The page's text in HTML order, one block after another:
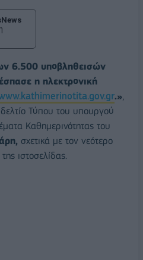
6.500 υποβληθεισών
η ηλεκτρονική
.»
Τύπου του υπουργού
Καθημερινότητας του
σχετικά με τον νεότερο
ιστοσελίδας.